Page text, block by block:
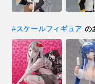
#スケールフィギュア の